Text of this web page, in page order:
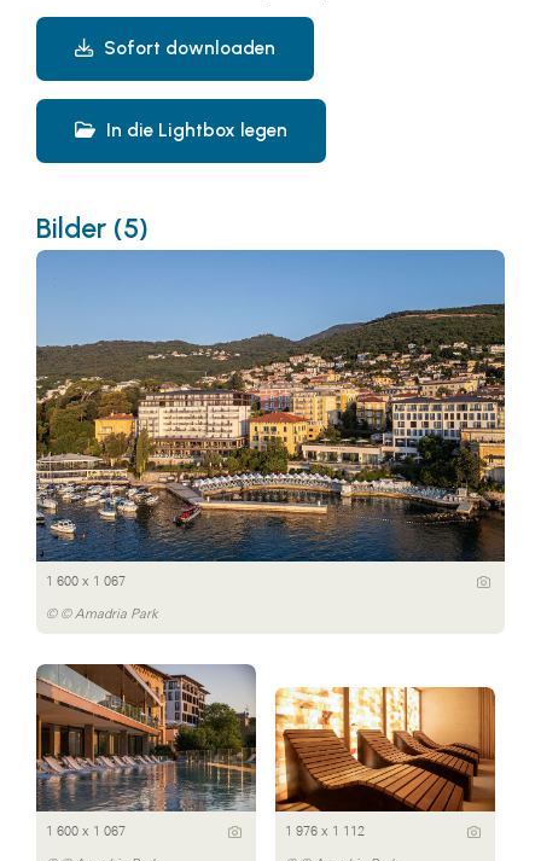
Sofort downloaden
In die Lightbox legen
Bilder (5)
1 600 x 1 067
© © Amadria Park
1 600 x 1 067 1 976 x 1 112